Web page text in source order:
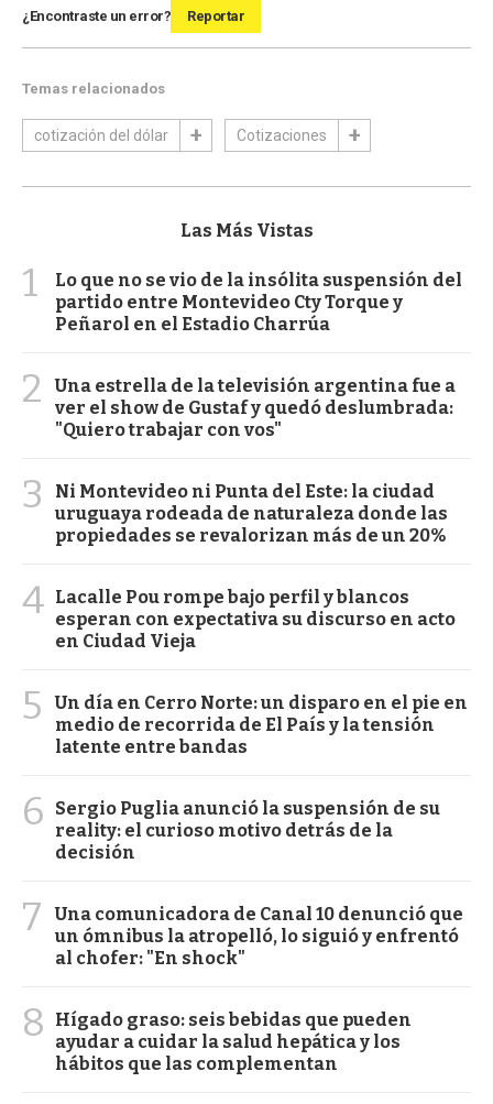
¿Encontraste un error? Reportar
Temas relacionados
cotización del dólar Cotizaciones
Las Más Vistas
1
Lo que no se vio de la insólita suspensión del
partido entre Montevideo Cty Torque y
Peñarol en el Estadio Charrúa
2
Una estrella de la televisión argentina fue a
ver el show de Gustaf y quedó deslumbrada:
"Quiero trabajar con vos"
3
Ni Montevideo ni Punta del Este: la ciudad
uruguaya rodeada de naturaleza donde las
propiedades se revalorizan más de un 20%
4 Lacalle Pou rompe bajo perfil y blancos
esperan con expectativa su discurso en acto
en Ciudad Vieja
5
Un día en Cerro Norte: un disparo en el pie en
medio de recorrida de El País y la tensión
latente entre bandas
6
Sergio Puglia anunció la suspensión de su
reality: el curioso motivo detrás de la
decisión
7
Una comunicadora de Canal 10 denunció que
un ómnibus la atropelló, lo siguió y enfrentó
al chofer: "En shock"
8
Hígado graso: seis bebidas que pueden
ayudar a cuidar la salud hepática y los
hábitos que las complementan